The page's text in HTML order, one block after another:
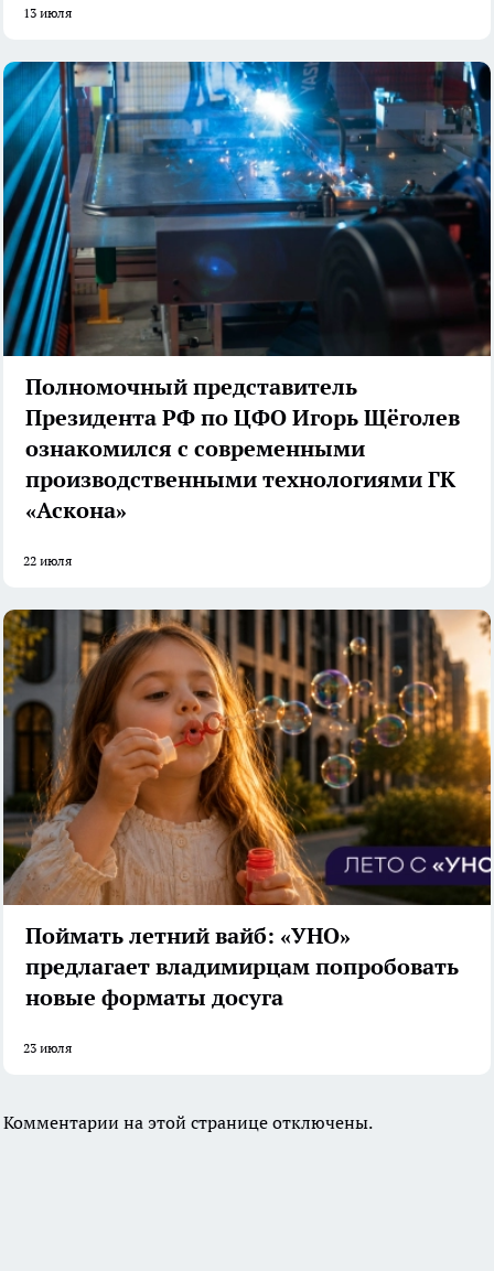
13 июля
Полномочный представитель
Президента РФ по ЦФО Игорь Щёголев
ознакомился с современными
производственными технологиями ГК
«Аскона»
22 июля
Поймать летний вайб: «УНО»
предлагает владимирцам попробовать
новые форматы досуга
23 июля
Комментарии на этой странице отключены.